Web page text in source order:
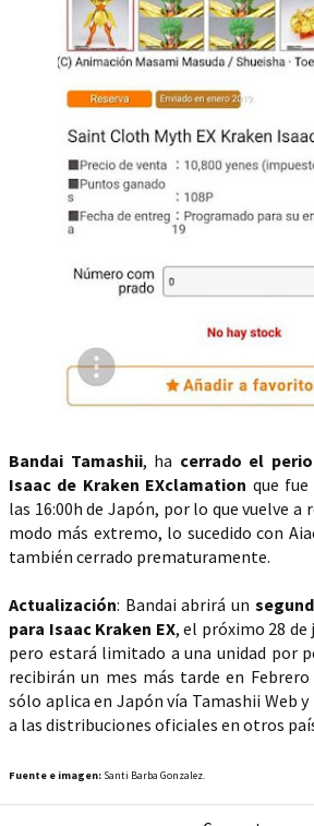
Bandai Tamashii, ha cerrado el
Isaac de Kraken EXclamation que
las 16:00h de Japón, por lo que vuelve a
modo más extremo, lo sucedido con
también cerrado prematuramente.
Actualización: Bandai abrirá un
para Isaac Kraken EX, el próximo 28 de
pero estará limitado a una unidad por
recibirán un mes más tarde en Febrero
sólo aplica en Japón vía Tamashii Web
a las distribuciones oficiales en otros
Fuente e imagen: Santi Barba Gonzalez.